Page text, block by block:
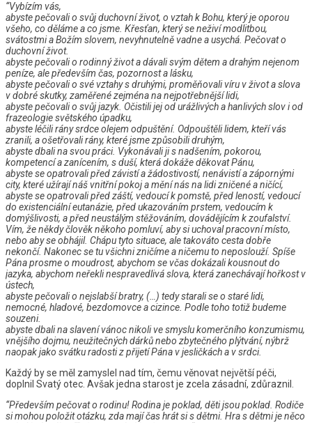
“Vybízím vás,
abyste pečovali o svůj duchovní život, o vztah k Bohu, který je oporou
všeho, co děláme a co jsme. Křesťan, který se neživí modlitbou,
svátostmi a Božím slovem, nevyhnutelně vadne a usychá. Pečovat o
duchovní život.
abyste pečovali o rodinný život a dávali svým dětem a drahým nejenom
peníze, ale především čas, pozornost a lásku,
abyste pečovali o své vztahy s druhými, proměňovali víru v život a slova
v dobré skutky, zaměřené zejména na nejpotřebnější lidi,
abyste pečovali o svůj jazyk. Očistili jej od urážlivých a hanlivých slov i od
frazeologie světského úpadku,
abyste léčili rány srdce olejem odpuštění. Odpouštěli lidem, kteří vás
zranili, a ošetřovali rány, které jsme způsobili druhým,
abyste dbali na svou práci. Vykonávali ji s nadšením, pokorou,
kompetencí a zanícením, s duší, která dokáže děkovat Pánu,
abyste se opatrovali před závistí a žádostivostí, nenávistí a zápornými
city, které užírají náš vnitřní pokoj a mění nás na lidi zničené a ničící,
abyste se opatrovali před záští, vedoucí k pomstě, před leností, vedoucí
do existenciální eutanázie, před ukazováním prstem, vedoucím k
domýšlivosti, a před neustálým stěžováním, dovádějícím k zoufalství.
Vím, že někdy člověk někoho pomluví, aby si uchoval pracovní místo,
nebo aby se obhájil. Chápu tyto situace, ale takováto cesta dobře
nekončí. Nakonec se tu všichni zničíme a ničemu to neposlouží. Spíše
Pána prosme o moudrost, abychom se včas dokázali kousnout do
jazyka, abychom neřekli nespravedlivá slova, která zanechávají hořkost v
ústech,
abyste pečovali o nejslabší bratry, (…) tedy starali se o staré lidi,
nemocné, hladové, bezdomovce a cizince. Podle toho totiž budeme
souzeni.
abyste dbali na slavení vánoc nikoli ve smyslu komerčního konzumismu,
vnějšího dojmu, neužitečných dárků nebo zbytečného plýtvání, nýbrž
naopak jako svátku radosti z přijetí Pána v jesličkách a v srdci.
Každý by se měl zamyslel nad tím, čemu věnovat největší péči,
doplnil Svatý otec. Avšak jedna starost je zcela zásadní, zdůraznil.
“Především pečovat o rodinu! Rodina je poklad, děti jsou poklad. Rodiče
si mohou položit otázku, zda mají čas hrát si s dětmi. Hra s dětmi je něco